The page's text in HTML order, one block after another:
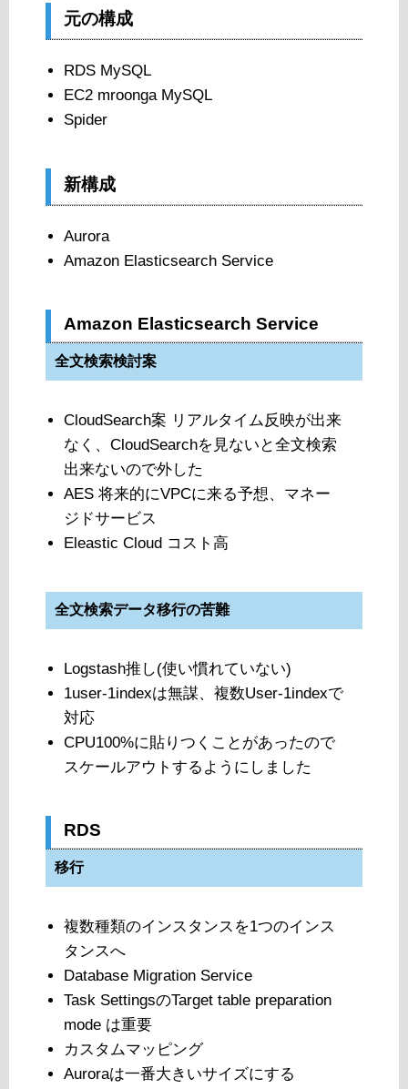
元の構成
RDS MySQL
EC2 mroonga MySQL
Spider
新構成
Aurora
Amazon Elasticsearch Service
Amazon Elasticsearch Service
全文検索検討案
CloudSearch案 リアルタイム反映が出来
なく、CloudSearchを見ないと全文検索
出来ないので外した
AES 将来的にVPCに来る予想、マネー
ジドサービス
Eleastic Cloud コスト高
全文検索データ移行の苦難
Logstash推し(使い慣れていない)
1user-1indexは無謀、複数User-1indexで
対応
CPU100%に貼りつくことがあったので
スケールアウトするようにしました
RDS
移行
複数種類のインスタンスを1つのインス
タンスへ
Database Migration Service
Task SettingsのTarget table preparation
mode は重要
カスタムマッピング
Auroraは一番大きいサイズにする